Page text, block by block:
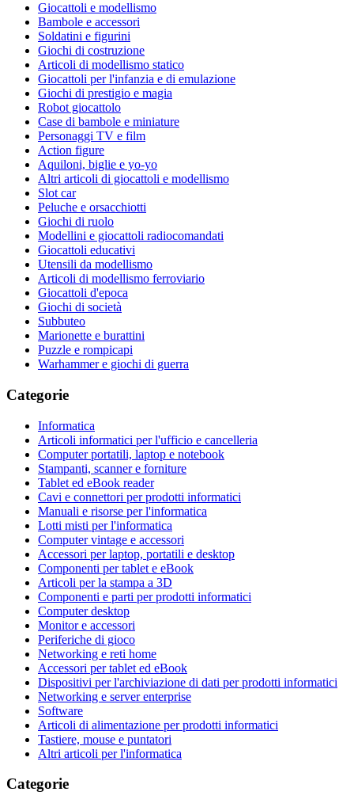
Giocattoli e modellismo
Bambole e accessori
Soldatini e figurini
Giochi di costruzione
Articoli di modellismo statico
Giocattoli per l'infanzia e di emulazione
Giochi di prestigio e magia
Robot giocattolo
Case di bambole e miniature
Personaggi TV e film
Action figure
Aquiloni, biglie e yo-yo
Altri articoli di giocattoli e modellismo
Slot car
Peluche e orsacchiotti
Giochi di ruolo
Modellini e giocattoli radiocomandati
Giocattoli educativi
Utensili da modellismo
Articoli di modellismo ferroviario
Giocattoli d'epoca
Giochi di società
Subbuteo
Marionette e burattini
Puzzle e rompicapi
Warhammer e giochi di guerra
Categorie
Informatica
Articoli informatici per l'ufficio e cancelleria
Computer portatili, laptop e notebook
Stampanti, scanner e forniture
Tablet ed eBook reader
Cavi e connettori per prodotti informatici
Manuali e risorse per l'informatica
Lotti misti per l'informatica
Computer vintage e accessori
Accessori per laptop, portatili e desktop
Componenti per tablet e eBook
Articoli per la stampa a 3D
Componenti e parti per prodotti informatici
Computer desktop
Monitor e accessori
Periferiche di gioco
Networking e reti home
Accessori per tablet ed eBook
Dispositivi per l'archiviazione di dati per prodotti informatici
Networking e server enterprise
Software
Articoli di alimentazione per prodotti informatici
Tastiere, mouse e puntatori
Altri articoli per l'informatica
Categorie